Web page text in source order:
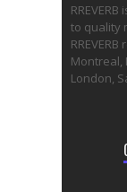
to quality
Montreal,
London,